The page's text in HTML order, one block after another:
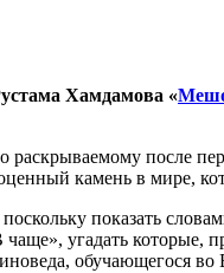
Хамдамова «
после
камень в мире,
показать
угадать которые,
обучающегося